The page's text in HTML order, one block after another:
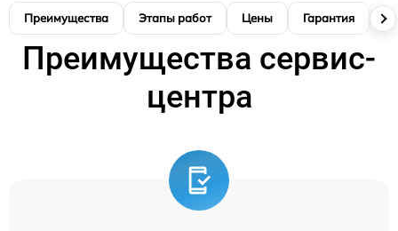
Преимущества Этапы работ Цены Гарантия
Преимущества сервис-
центра